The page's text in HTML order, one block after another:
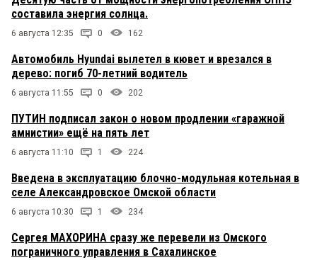
составила энергия солнца.
6 августа 12:35 0 162
Автомобиль Hyundai вылетел в кювет и врезался в
дерево: погиб 70-летний водитель
6 августа 11:55 0 202
ПУТИН подписал закон о новом продлении «гаражной
амнистии» ещё на пять лет
6 августа 11:10 1 224
Введена в эксплуатацию блочно-модульная котельная в
селе Александровское Омской области
6 августа 10:30 1 234
Сергея МАХОРИНА сразу же перевели из Омского
пограничного управления в Сахалинское